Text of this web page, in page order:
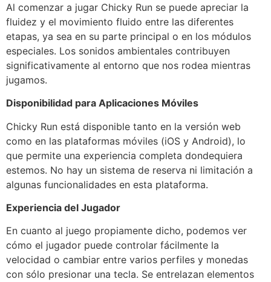
Al comenzar a jugar Chicky Run se puede apreciar la
fluidez y el movimiento fluido entre las diferentes
etapas, ya sea en su parte principal o en los módulos
especiales. Los sonidos ambientales contribuyen
significativamente al entorno que nos rodea mientras
jugamos.
Disponibilidad para Aplicaciones Móviles
Chicky Run está disponible tanto en la versión web
como en las plataformas móviles (iOS y Android), lo
que permite una experiencia completa dondequiera
estemos. No hay un sistema de reserva ni limitación a
algunas funcionalidades en esta plataforma.
Experiencia del Jugador
En cuanto al juego propiamente dicho, podemos ver
cómo el jugador puede controlar fácilmente la
velocidad o cambiar entre varios perfiles y monedas
con sólo presionar una tecla. Se entrelazan elementos